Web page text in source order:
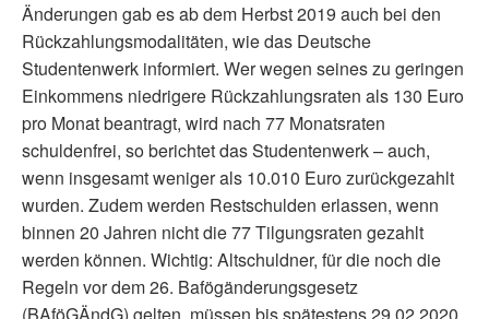
Änderungen gab es ab dem Herbst 2019 auch bei den
Rückzahlungsmodalitäten, wie das Deutsche
Studentenwerk informiert. Wer wegen seines zu geringen
Einkommens niedrigere Rückzahlungsraten als 130 Euro
pro Monat beantragt, wird nach 77 Monatsraten
schuldenfrei, so berichtet das Studentenwerk – auch,
wenn insgesamt weniger als 10.010 Euro zurückgezahlt
wurden. Zudem werden Restschulden erlassen, wenn
binnen 20 Jahren nicht die 77 Tilgungsraten gezahlt
werden können. Wichtig: Altschuldner, für die noch die
Regeln vor dem 26. Bafögänderungsgesetz